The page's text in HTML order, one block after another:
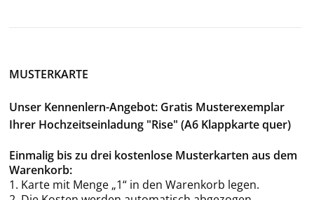
MUSTERKARTE
Unser Kennenlern-Angebot: Gratis Musterexemplar
Ihrer Hochzeitseinladung "Rise" (A6 Klappkarte quer)
Einmalig bis zu drei kostenlose Musterkarten aus dem
Warenkorb:
1. Karte mit Menge „1“ in den Warenkorb legen.